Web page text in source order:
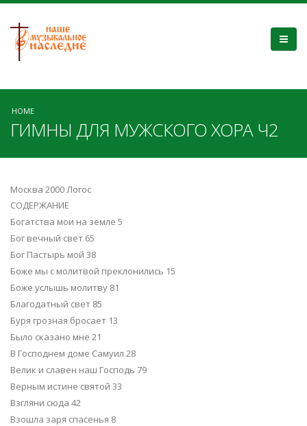
HOME
ГИМНЫ ДЛЯ МУЖСКОГО ХОРА Ч2
Москва 2000 Логос
СОДЕРЖАНИЕ
Богатства мои на земле 5
Бог вечный свет 65
Бог Пастырь мой 38
Боже мы с молитвой преклонились 15
Боже услышь молитву 81
Благодатный свет 85
Буря грозная бросает 13
Было сказано мне 21
В Господнем доме Самуил 28
Велик и славен наш Господь 79
Верным истине святой 33
Взгляни сюда 42
Взошла заря спасенья 8